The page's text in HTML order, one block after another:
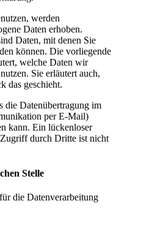
werden
Daten erhoben.
Daten, mit denen Sie
können. Die vorliegende
welche Daten wir
Sie erläutert auch,
das geschieht.
die Datenübertragung im
per E-Mail)
kann. Ein lückenloser
durch Dritte ist nicht
Stelle
die Datenverarbeitung